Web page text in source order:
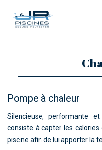
NOS PISCINES
POLYESTER
COQUES
Pompe à chaleur
Silencieuse, performante
consiste à capter les calories
piscine afin de lui apporter la